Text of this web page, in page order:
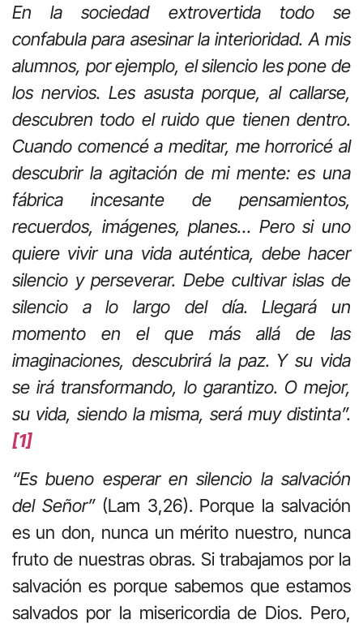
En la sociedad extrovertida todo se
confabula para asesinar la interioridad. A mis
alumnos, por ejemplo, el silencio les pone de
los nervios. Les asusta porque, al callarse,
descubren todo el ruido que tienen dentro.
Cuando comencé a meditar, me horroricé al
descubrir la agitación de mi mente: es una
fábrica incesante de pensamientos,
recuerdos, imágenes, planes… Pero si uno
quiere vivir una vida auténtica, debe hacer
silencio y perseverar. Debe cultivar islas de
silencio a lo largo del día. Llegará un
momento en el que más allá de las
imaginaciones, descubrirá la paz. Y su vida
se irá transformando, lo garantizo. O mejor,
su vida, siendo la misma, será muy distinta”.
[1]
“Es bueno esperar en silencio la salvación
del Señor”(Lam 3,26). Porque la salvación
es un don, nunca un mérito nuestro, nunca
fruto de nuestras obras. Si trabajamos por la
salvación es porque sabemos que estamos
salvados por la misericordia de Dios. Pero,